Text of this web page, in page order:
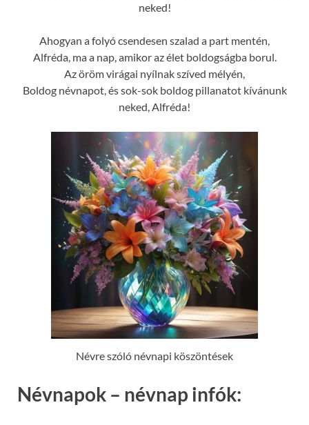
neked!
Ahogyan a folyó csendesen szalad a part mentén,
Alfréda, ma a nap, amikor az élet boldogságba borul.
Az öröm virágai nyílnak szíved mélyén,
Boldog névnapot, és sok-sok boldog pillanatot kívánunk
neked, Alfréda!
Névre szóló névnapi köszöntések
Névnapok – névnap infók: